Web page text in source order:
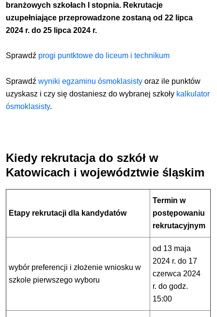
branżowych szkołach I stopnia. Rekrutacje
uzupełniające przeprowadzone zostaną od 22 lipca
2024 r. do 25 lipca 2024 r.
Sprawdź progi puntktowe do liceum i technikum
Sprawdźwynikiegzaminu ósmoklasisty oraz ile punktów
uzyskasz i czy się dostaniesz do wybranej szkoły kalkulator
ósmoklasisty.
Kiedy rekrutacja do szkół w
Katowicach i województwie śląskim
Etapy rekrutacji dla kandydatów
Termin w
postępowaniu
rekrutacyjnym
wybór preferencji i złożenie wniosku w
szkole pierwszego wyboru
od 13 maja
2024 r. do 17
czerwca 2024
r. do godz.
15:00